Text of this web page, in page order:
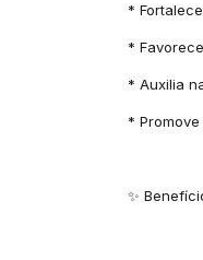
*
*
* Auxilia
*
✨